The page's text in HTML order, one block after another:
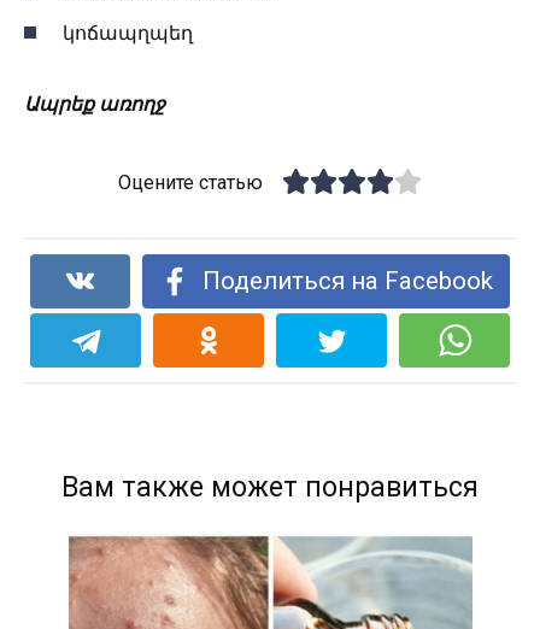
կոճապղպեղ
Ապրեք առողջ
Оцените статью
Поделиться на Facebook
Вам также может понравиться